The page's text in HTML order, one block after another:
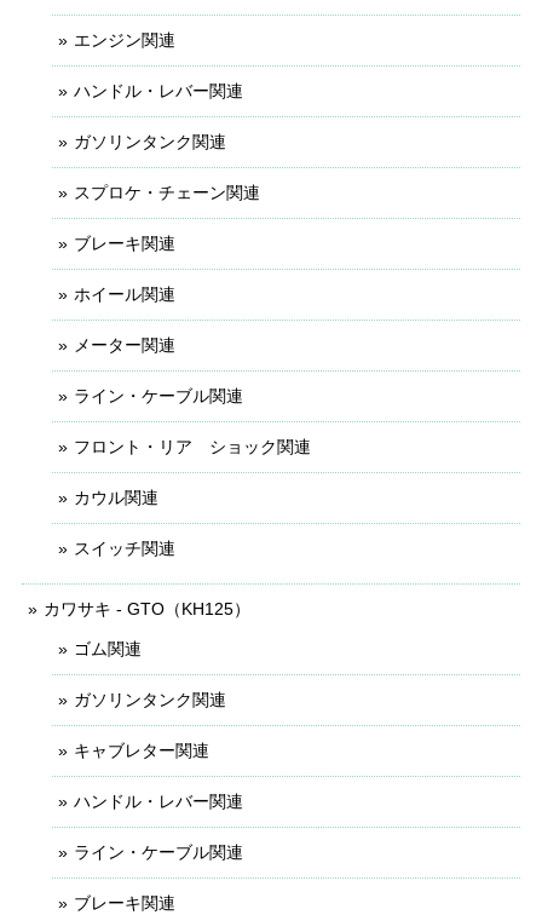
エンジン関連
ハンドル・レバー関連
ガソリンタンク関連
スプロケ・チェーン関連
ブレーキ関連
ホイール関連
メーター関連
ライン・ケーブル関連
フロント・リア ショック関連
カウル関連
スイッチ関連
カワサキ - GTO（KH125）
ゴム関連
ガソリンタンク関連
キャブレター関連
ハンドル・レバー関連
ライン・ケーブル関連
ブレーキ関連